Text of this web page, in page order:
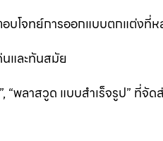
อบโจทย์การออกแบบตกแต่งที่
นและทันสมัย
“พลาสวูด แบบสำเร็จรูป” ที่จั